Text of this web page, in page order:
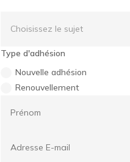
Type d'adhésion
Nouvelle adhésion
Renouvellement